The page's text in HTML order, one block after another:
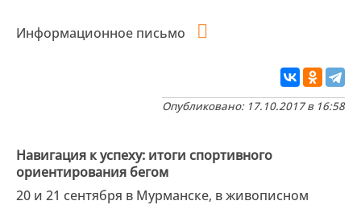
Информационное письмо
Опубликовано: 17.10.2017 в 16:58
Навигация к успеху: итоги спортивного
ориентирования бегом
20 и 21 сентября в Мурманске, в живописном